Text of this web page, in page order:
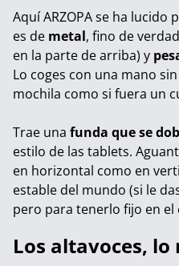
Aquí ARZOPA se ha lucido
es de metal, fino de
en la parte de arriba) y
Lo coges con una mano
mochila como si fuera un
Trae una funda que se
estilo de las tablets.
en horizontal como en
estable del mundo (si le
pero para tenerlo fijo en
Los altavoces,